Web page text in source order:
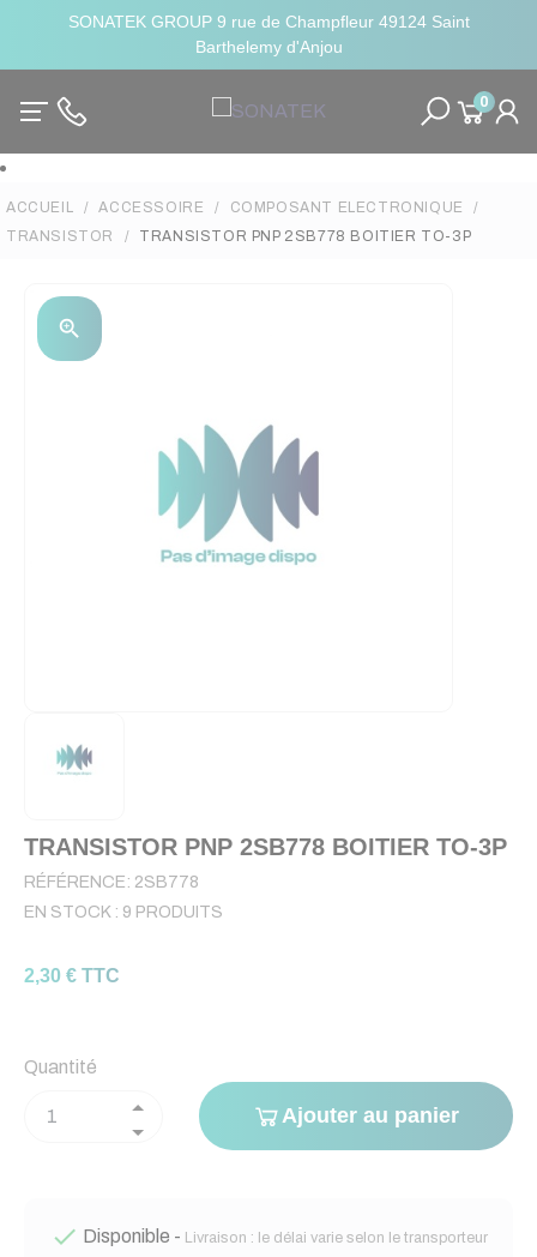
SONATEK GROUP 9 rue de Champfleur 49124 Saint
Barthelemy d'Anjou
0
ACCUEIL ACCESSOIRE
COMPOSANT ELECTRONIQUE
TRANSISTOR
TRANSISTOR PNP 2SB778 BOITIER TO-3P
zoom_in
TRANSISTOR PNP 2SB778 BOITIER TO-3P
RÉFÉRENCE: 2SB778
EN STOCK : 9 PRODUITS
2,30 € TTC
Quantité
Ajouter au panier
 Disponible - Livraison : le délai varie selon le transporteur